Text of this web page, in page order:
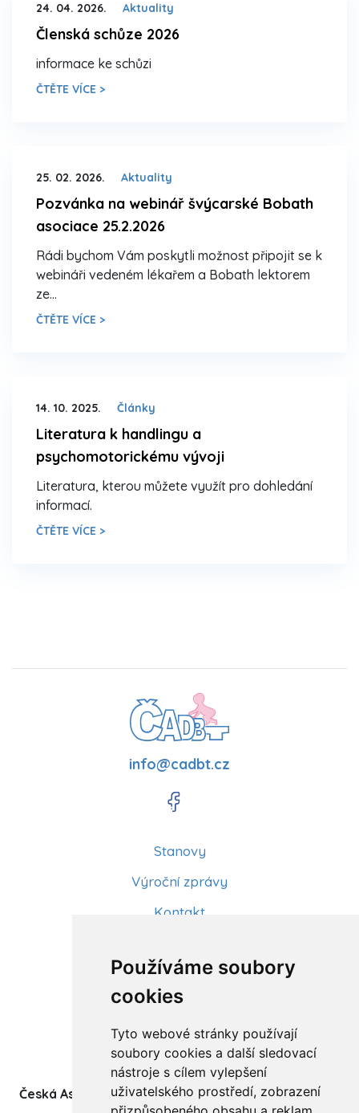
Používáme soubory
cookies
Tyto webové stránky používají
soubory cookies a další sledovací
nástroje s cílem vylepšení
uživatelského prostředí, zobrazení
24. 04. 2026. Aktuality
Členská schůze 2026
informace ke schůzi
ČTĚTE VÍCE >
25. 02. 2026. Aktuality
Pozvánka na webinář švýcarské Bobath
asociace 25.2.2026
Rádi bychom Vám poskytli možnost připojit se k
webináři vedeném lékařem a Bobath lektorem
ze…
ČTĚTE VÍCE >
14. 10. 2025. Články
Literatura k handlingu a
psychomotorickému vývoji
Literatura, kterou můžete využít pro dohledání
informací.
ČTĚTE VÍCE >
info@cadbt.cz
Stanovy
Výroční zprávy
Kontakt
Články
Kurzy a workshopy
Sídlo ČADBT
Česká Asociace Dětských Bobath Terapeutů spolek